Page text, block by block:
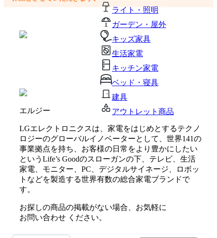
ライト・照明
ガーデン・屋外
キッズ家具
生活家電
キッチン家電
ベッド・寝具
建具
アウトレット商品
エルジー
LGエレクトロニクスは、家電をはじめとするテクノ
ロジーのグローバルイノベーターとして、世界141の
事業拠点を持ち、お客様の日常をより豊かにしたい
というLife’s Goodのスローガンの下、テレビ、生活
家電、モニター、PC、デジタルサイネージ、ロボッ
トなどを製造する世界有数の総合家電ブランドで
す。
お探しの商品の掲載がない場合、お気軽に
お問い合わせ ください。